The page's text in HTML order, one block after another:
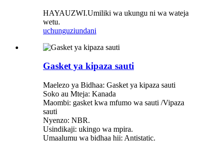
HAYAUZWI.Umiliki wa ukungu ni wa wateja
wetu.
uchunguziundani
Gasket ya kipaza sauti
Maelezo ya Bidhaa: Gasket ya kipaza sauti
Soko au Mteja: Kanada
Maombi: gasket kwa mfumo wa sauti /Vipaza
sauti
Nyenzo: NBR.
Usindikaji: ukingo wa mpira.
Umaalumu wa bidhaa hii: Antistatic.